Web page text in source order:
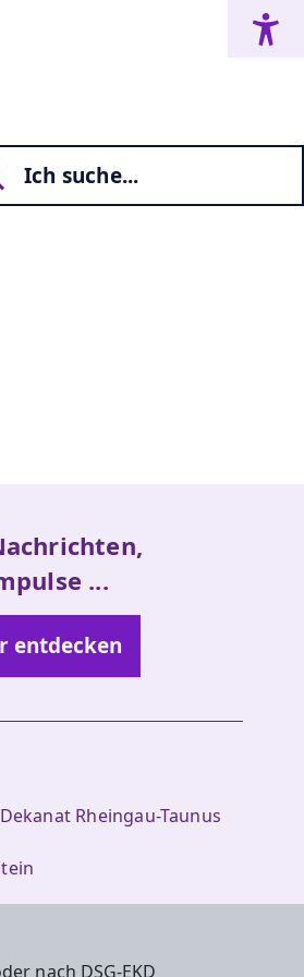
nach DSG-EKD
...
entdecken
Rheingau-Taunus
27